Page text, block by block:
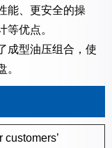
能、更安全的操
等优点。
成型油压组合，使
。